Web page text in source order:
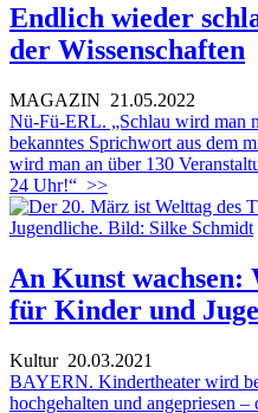
Endlich wieder
der Wissenschaften
MAGAZIN 21.05.2022
Nü-Fü-ERL. „Schlau wird man
bekanntes Sprichwort aus dem
wird man an über 130
24 Uhr!“ >>
An Kunst wachsen:
für Kinder und
Kultur20.03.2021
BAYERN. Kindertheater wird
hochgehalten und angepriesen